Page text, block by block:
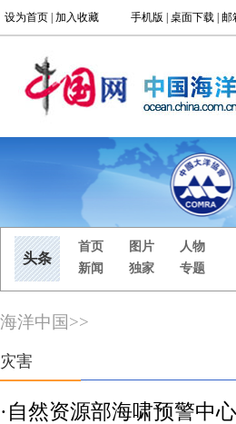
海洋中国 >>
灾害
·自然资源部海啸预警中